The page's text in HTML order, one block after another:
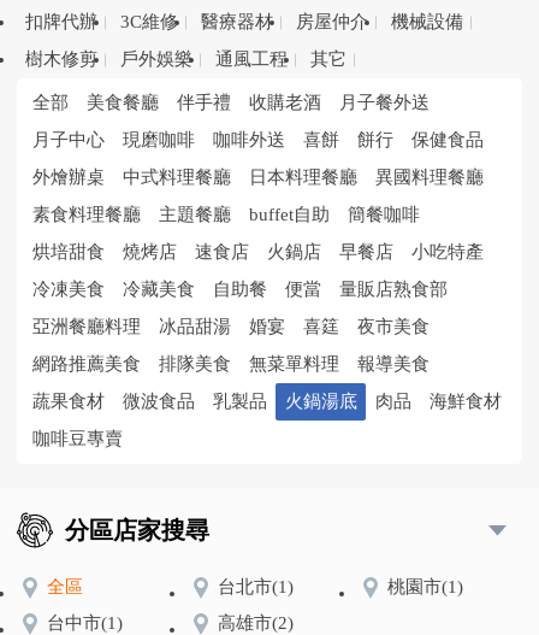
扣牌代辦
3C維修 醫療器材 房屋仲介
機械設備
樹木修剪
戶外娛樂 通風工程 其它
全部 美食餐廳 伴手禮 收購老酒
月子餐外送
月子中心
現磨咖啡 咖啡外送 喜餅 餅行
保健食品
外燴辦桌
中式料理餐廳 日本料理餐廳
異國料理餐廳
素食料理餐廳
主題餐廳 buffet自助
簡餐咖啡
烘培甜食
燒烤店 速食店 火鍋店 早餐店
小吃特產
冷凍美食
冷藏美食 自助餐 便當
量販店熟食部
亞洲餐廳料理
冰品甜湯 婚宴 喜筳
夜市美食
網路推薦美食
排隊美食 無菜單料理
報導美食
蔬果食材
微波食品 乳製品 火鍋湯底 肉品
海鮮食材
咖啡豆專賣
分區店家搜尋
全區 台北市(1) 桃園市(1)
台中市(1) 高雄市(2)